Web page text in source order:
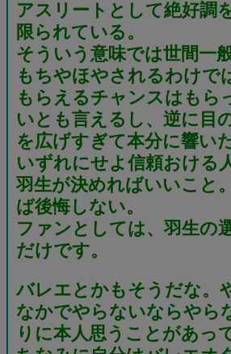
アスリートとして絶好調
限られている。
そういう意味では世間一
もちやほやされるわけで
もらえるチャンスはもら
いとも言えるし、逆に目
を広げすぎて本分に響い
いずれにせよ信頼おける
羽生が決めればいいこと
ば後悔しない。
ファンとしては、羽生の
だけです。
バレエとかもそうだな。
なかでやらないならやら
りに本人思うことがあっ